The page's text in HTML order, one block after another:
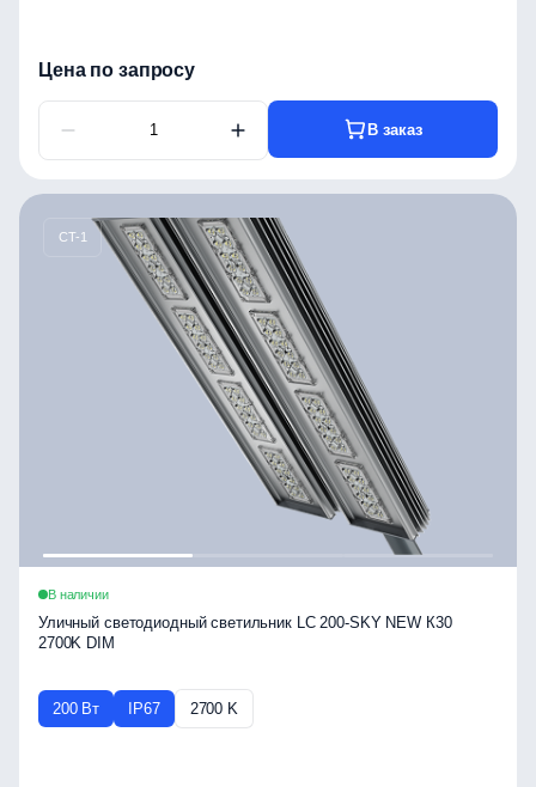
Цена по запросу
В заказ
CT-1
В наличии
Уличный светодиодный светильник LC 200-SKY NEW К30
2700K DIM
200 Вт IP67 2700 K